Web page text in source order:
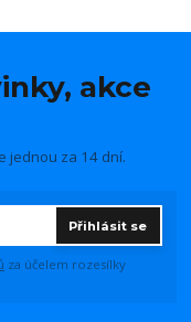
akce
jednou za 14 dní.
Přihlásit se
za účelem rozesílky